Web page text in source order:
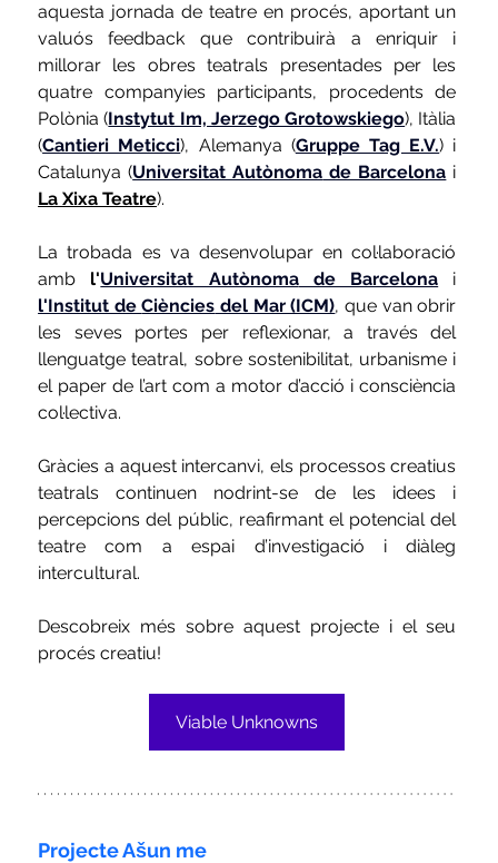
aquesta jornada de teatre en procés, aportant un
valuós feedback que contribuirà a enriquir i
millorar les obres teatrals presentades per les
quatre companyies participants, procedents de
Polònia (Instytut Im, Jerzego Grotowskiego), Itàlia
(Cantieri Meticci), Alemanya (Gruppe Tag E.V.) i
Catalunya (Universitat Autònoma de Barcelona
La Xixa Teatre).
La trobada es va desenvolupar en col·laboració
amb l'Universitat Autònoma de Barcelona
l'Institut de Ciències del Mar (ICM), que van obrir
les seves portes per reflexionar, a través del
llenguatge teatral, sobre sostenibilitat, urbanisme i
el paper de l’art com a motor d’acció i consciència
col·lectiva.
Gràcies a aquest intercanvi, els processos creatius
teatrals continuen nodrint-se de les idees i
percepcions del públic, reafirmant el potencial del
teatre com a espai d’investigació i diàleg
intercultural.
Descobreix més sobre aquest projecte i el seu
procés creatiu!
Viable Unknowns
Projecte Ašun me